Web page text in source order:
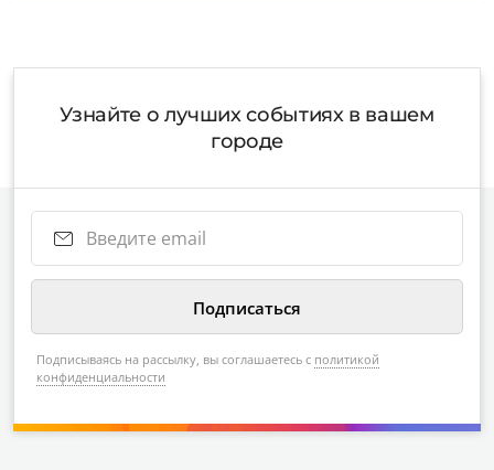
Узнайте о лучших событиях в вашем
городе
Подписываясь на рассылку, вы соглашаетесь с политикой
конфиденциальности